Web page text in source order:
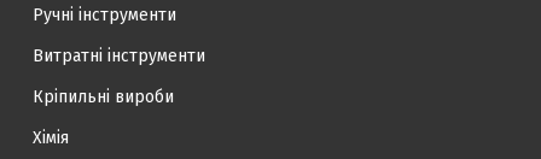
Ручні інструменти
Витратні інструменти
Кріпильні вироби
Хімія